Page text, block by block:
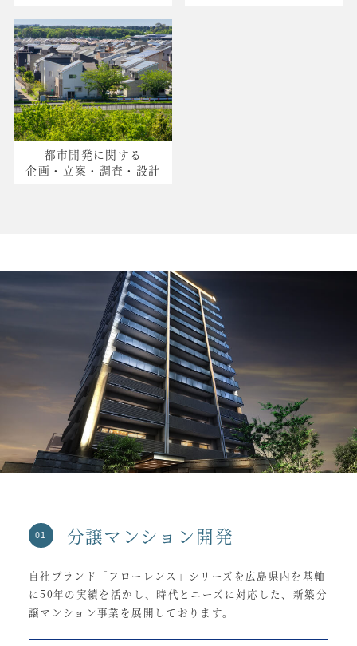
都市開発に関する
企画・立案・調査・設計
分譲マンション開発
自社ブランド「フローレンス」シリーズを広島県内を基軸
に50年の実績を活かし、時代とニーズに対応した、新築分
譲マンション事業を展開しております。